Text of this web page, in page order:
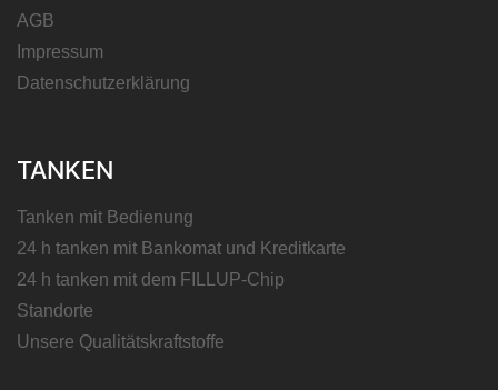
AGB
Impressum
Datenschutzerklärung
TANKEN
Tanken mit Bedienung
24 h tanken mit Bankomat und Kreditkarte
24 h tanken mit dem FILLUP-Chip
Standorte
Unsere Qualitätskraftstoffe